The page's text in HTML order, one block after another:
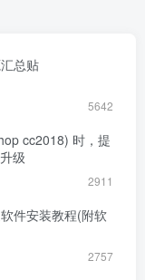
总贴
5642
cc2018) 时，提
级
2911
件安装教程(附软
2757